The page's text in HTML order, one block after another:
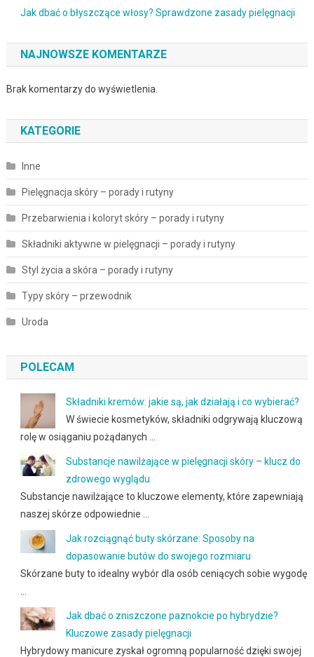
Jak dbać o błyszczące włosy? Sprawdzone zasady pielęgnacji
NAJNOWSZE KOMENTARZE
Brak komentarzy do wyświetlenia.
KATEGORIE
Inne
Pielęgnacja skóry – porady i rutyny
Przebarwienia i koloryt skóry – porady i rutyny
Składniki aktywne w pielęgnacji – porady i rutyny
Styl życia a skóra – porady i rutyny
Typy skóry – przewodnik
Uroda
POLECAM
Składniki kremów: jakie są, jak działają i co wybierać?
W świecie kosmetyków, składniki odgrywają kluczową
rolę w osiąganiu pożądanych …
Substancje nawilżające w pielęgnacji skóry – klucz do
zdrowego wyglądu
Substancje nawilżające to kluczowe elementy, które zapewniają
naszej skórze odpowiednie …
Jak rozciągnąć buty skórzane: Sposoby na
dopasowanie butów do swojego rozmiaru
Skórzane buty to idealny wybór dla osób ceniących sobie wygodę
Jak dbać o zniszczone paznokcie po hybrydzie?
Kluczowe zasady pielęgnacji
Hybrydowy manicure zyskał ogromną popularność dzięki swojej